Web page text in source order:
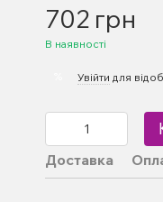
702 грн
В наявності
Увійти для
Доставка